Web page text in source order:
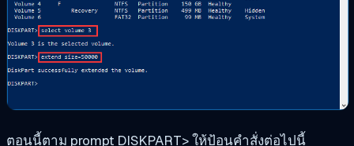
ตอนนี้ตาม prompt DISKPART> ให้ป้อนคำสั่งต่อไปนี้